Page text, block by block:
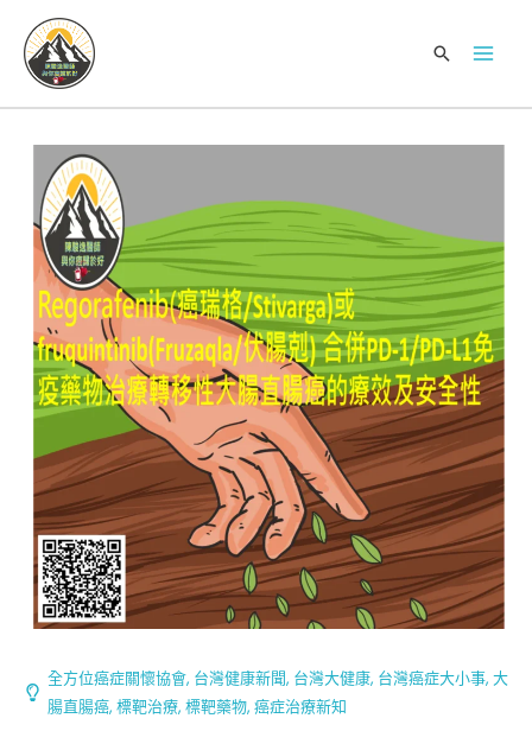
要
搜
全方位癌症關懷協會, 台灣健康新聞, 台灣大健康, 台灣癌症大小事, 大
腸直腸癌, 標靶治療, 標靶藥物, 癌症治療新知